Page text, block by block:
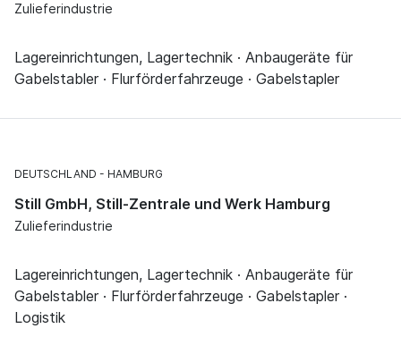
Zulieferindustrie
Lagereinrichtungen, Lagertechnik · Anbaugeräte für
Gabelstabler · Flurförderfahrzeuge · Gabelstapler
DEUTSCHLAND HAMBURG
Still GmbH, Still-Zentrale und Werk Hamburg
Zulieferindustrie
Lagereinrichtungen, Lagertechnik · Anbaugeräte für
Gabelstabler · Flurförderfahrzeuge · Gabelstapler ·
Logistik